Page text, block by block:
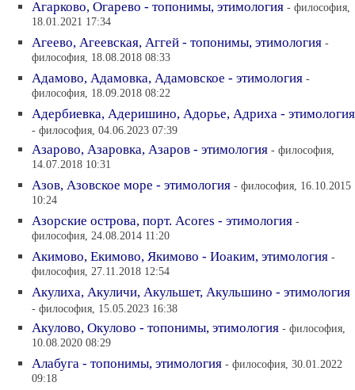
Агарково, Огарево - топонимы, этимология - философия,
18.01.2021 17:34
Агеево, Агеевская, Аггей - топонимы, этимология -
философия, 18.08.2018 08:33
Адамово, Адамовка, Адамовское - этимология -
философия, 18.09.2018 08:22
Адербиевка, Адеришино, Адорье, Адриха - этимология
- философия, 04.06.2023 07:39
Азарово, Азаровка, Азаров - этимология - философия,
14.07.2018 10:31
Азов, Азовское море - этимология - философия, 16.10.2015
10:24
Азорские острова, порт. Acores - этимология -
философия, 24.08.2014 11:20
Акимово, Екимово, Якимово - Иоаким, этимология -
философия, 27.11.2018 12:54
Акулиха, Акуличи, Акульшет, Акульшино - этимология
- философия, 15.05.2023 16:38
Акулово, Окулово - топонимы, этимология - философия,
10.08.2020 08:29
Алабуга - топонимы, этимология - философия, 30.01.2022
09:18